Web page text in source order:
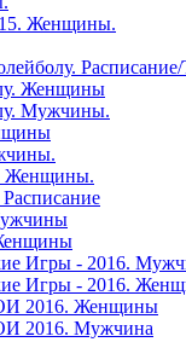
Женщины.
Женщины
Мужчины.
Женщины.
Игры - 2016.
Игры - 2016.
2016. Женщины
2016. Мужчина